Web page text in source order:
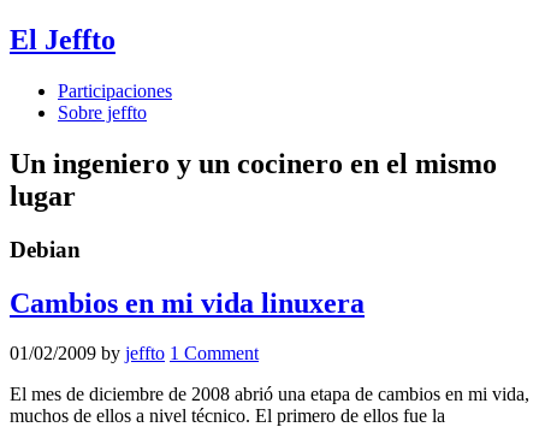
El Jeffto
Participaciones
Sobre jeffto
Un ingeniero y un cocinero en el mismo
lugar
Debian
Cambios en mi vida linuxera
01/02/2009 by jeffto 1 Comment
El mes de diciembre de 2008 abrió una etapa de cambios en mi vida,
muchos de ellos a nivel técnico. El primero de ellos fue la